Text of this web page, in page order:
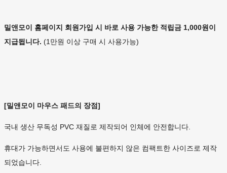
밀앤모이 홈페이지 회원가입 시 바로 사용 가능한 적립금 1,000원이
지급됩니다. (1만원 이상 구매 시 사용가능)
[밀앤모이 마우스 패드의 장점]
국내 생산 무독성 PVC 재질로 제작되어 인체에 안전합니다.
휴대가 가능하면서도 사용에 불편하지 않은 컴팩트한 사이즈로 제작
되었습니다.